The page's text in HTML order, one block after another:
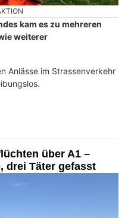
kam es zu mehreren
weiterer
Anlässe im Strassenverkehr
über A1 –
drei Täter gefasst